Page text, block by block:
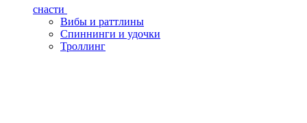
снасти
Вибы и раттлины
Спиннинги и удочки
Троллинг